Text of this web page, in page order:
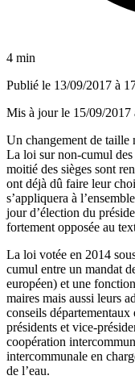
4 min
Publié le 13/09/2017 à
Mis à jour le 15/09/2017
Un changement de taille
La loi sur non-cumul des
moitié des sièges sont
ont déjà dû faire leur
s’appliquera à
jour d’élection du
fortement opposée au
La loi votée en 2014
cumul entre un mandat
européen) et une
maires mais aussi leurs
conseils
présidents et vice-
coopération
intercommunale en
de l’eau.